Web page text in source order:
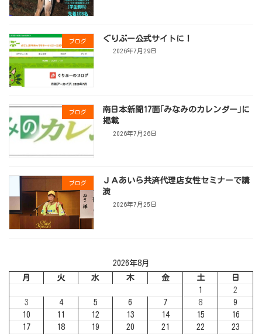
ブログ ぐりぶー公式サイトに！
2026年7月29日
ブログ
南日本新聞17面｢みなみのカレンダー｣に
掲載
2026年7月26日
ブログ
ＪＡあいら共済代理店女性セミナーで講
演
2026年7月25日
2026年8月
月
火 水 木 金 土
日
1
2
3
4 5 6 7 8
9
10
11 12 13 14 15
16
17
18 19 20 21 22
23